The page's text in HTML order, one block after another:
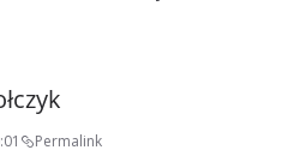
Permalink